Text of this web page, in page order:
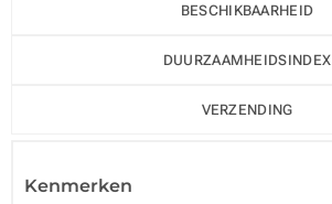
BESCHIKBAARHEID
DUURZAAMHEIDSINDEX
VERZENDING
Kenmerken